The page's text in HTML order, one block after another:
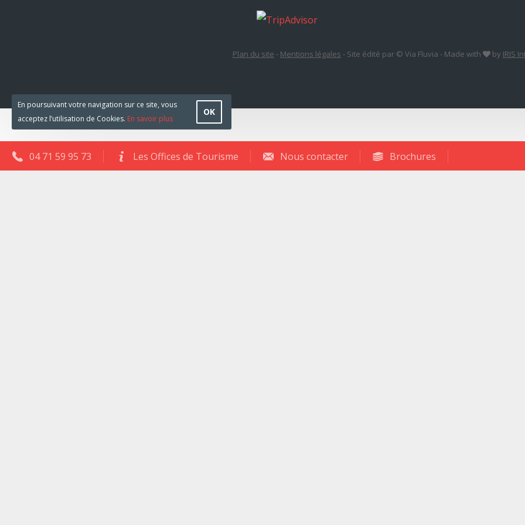
Plan du site - Mentions légales - Site édité par © Via Fluvia - Made with by IRIS
04 71 59 95 73 Les Offices de Tourisme Nous contacter Brochures
En poursuivant votre navigation sur ce site, vous
acceptez l’utilisation de Cookies. En savoir plus
OK